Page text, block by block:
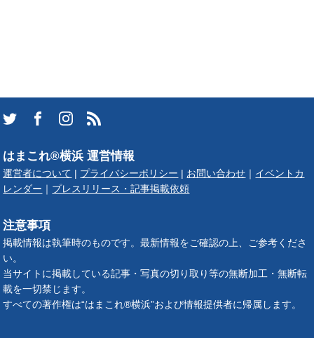
はまこれ®横浜 運営情報
運営者について プライバシーポリシー お問い合わせ
イベントカ
レンダー
プレスリリース・記事掲載依頼
注意事項
掲載情報は執筆時のものです。最新情報をご確認の上、ご参考くださ
い。
当サイトに掲載している記事・写真の切り取り等の無断加工・無断転
載を一切禁じます。
すべての著作権は“はまこれ®横浜”および情報提供者に帰属します。